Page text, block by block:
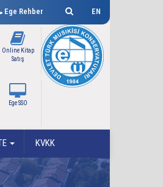
EN
Ege Rehber
Online Kitap
Satış
Ege SSO
KVKK